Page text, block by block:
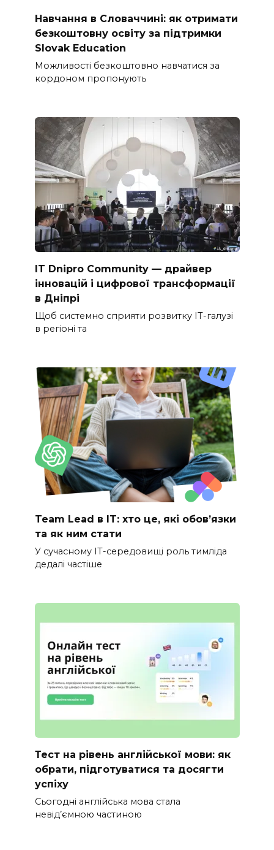
Навчання в Словаччині: як отримати
безкоштовну освіту за підтримки
Slovak Education
Можливості безкоштовно навчатися за
кордоном пропонують
IT Dnipro Community — драйвер
інновацій і цифрової трансформації
в Дніпрі
Щоб системно сприяти розвитку ІТ-галузі
в регіоні та
Team Lead в IT: хто це, які обов’язки
та як ним стати
У сучасному IT-середовищі роль тимліда
дедалі частіше
Тест на рівень англійської мови: як
обрати, підготуватися та досягти
успіху
Сьогодні англійська мова стала
невід’ємною частиною